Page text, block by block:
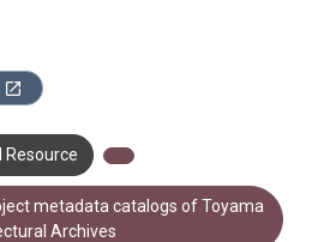
Resource
metadata catalogs of Toyama
Archives